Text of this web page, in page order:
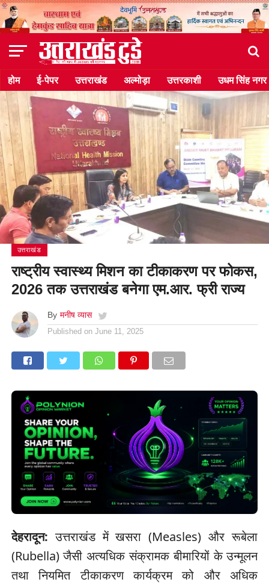
होम ई-पेपर उत्तराखंड अल्मोड़ा उत्तरकाशी उधम सिंह नगर
उत्तराखंड
राष्ट्रीय स्वास्थ्य मिशन का टीकाकरण पर फोकस,
2026 तक उत्तराखंड बनेगा एम.आर. फ्री राज्य
By मनीष व्यास
Published on June 11, 2025
देहरादून: उत्तराखंड में खसरा (Measles) और रूबेला
(Rubella) जैसी अत्यधिक संक्रामक बीमारियों के उन्मूलन
तथा नियमित टीकाकरण कार्यक्रम को और अधिक